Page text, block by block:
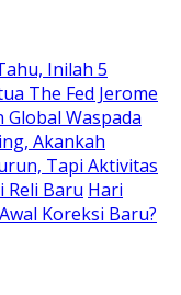
Inilah 5
The Fed Jerome
Global Waspada
Akankah
Tapi Aktivitas
Reli Baru Hari
Koreksi Baru?